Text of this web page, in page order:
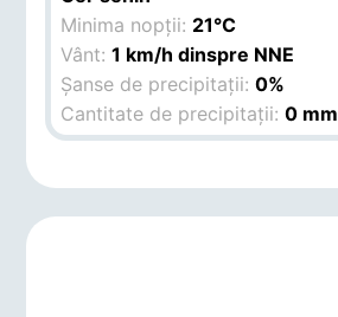
Minima nopții: 21°C
Vânt:1 km/h dinspre NNE
Șanse de precipitații:0%
Cantitate de precipitații:0 mm